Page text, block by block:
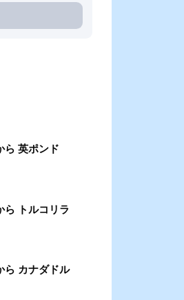
ら 英ポンド
トルコリラ
ら カナダドル